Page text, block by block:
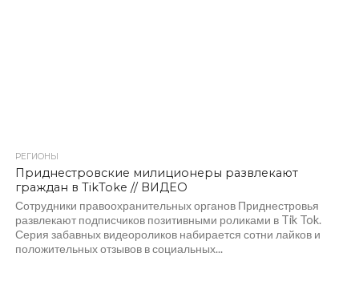
РЕГИОНЫ
Приднестровские милиционеры развлекают
граждан в TikToke // ВИДЕО
Сотрудники правоохранительных органов Приднестровья
развлекают подписчиков позитивными роликами в Tik Tok.
Серия забавных видеороликов набирается сотни лайков и
положительных отзывов в социальных...